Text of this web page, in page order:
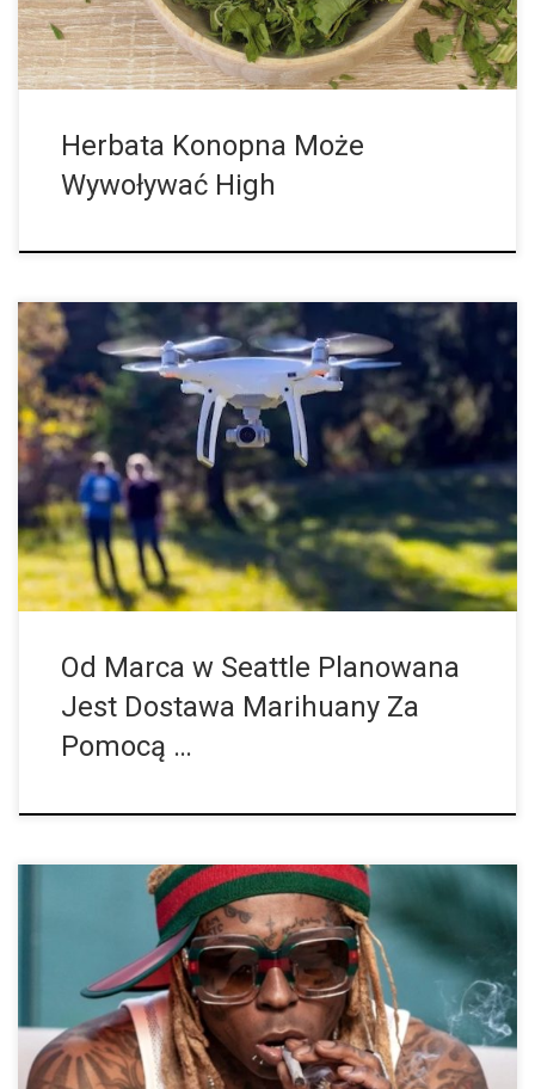
Herbata Konopna Może
Wywoływać High
W Kanadzie i Stanach Zjednoczonych, gdzie konopie indyjskie
mogą być legalnie sprzedawane i konsumowane, stopniowo są
dopracowywane szczegóły przepisów. Na przykład produkty
spożywcze na bazie marihuany zostaną zalegalizowane oraz
publiczne […]
Od Marca w Seattle Planowana
Jest Dostawa Marihuany Za
Pomocą …
Lil Wayne to następny artysta, który przechodzi z rapu do trawki.
Legalny biznes związany z marihuaną w USA przyciąga nie tylko
inteligentnych ludzi o zainteresowaniach finansowych, ale
również szereg gwiazd, […]